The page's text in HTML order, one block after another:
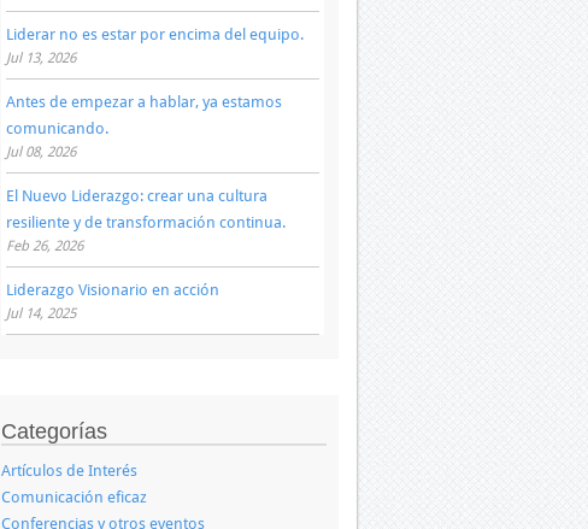
Liderar no es estar por encima del equipo.
Jul 13, 2026
Antes de empezar a hablar, ya estamos
comunicando.
Jul 08, 2026
El Nuevo Liderazgo: crear una cultura
resiliente y de transformación continua.
Feb 26, 2026
Liderazgo Visionario en acción
Jul 14, 2025
Categorías
Artículos de Interés
Comunicación eficaz
Conferencias y otros eventos